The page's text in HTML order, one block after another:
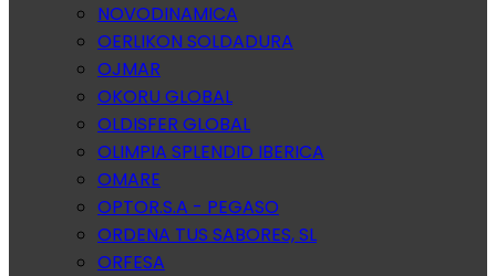
NOVODINAMICA
OERLIKON SOLDADURA
OJMAR
OKORU GLOBAL
OLDISFER GLOBAL
OLIMPIA SPLENDID IBERICA
OMARE
OPTOR.S.A - PEGASO
ORDENA TUS SABORES, SL
ORFESA